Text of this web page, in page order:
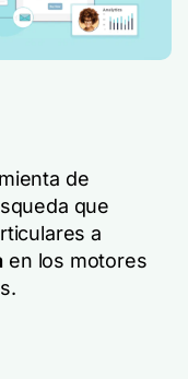
de
que
a
en los motores